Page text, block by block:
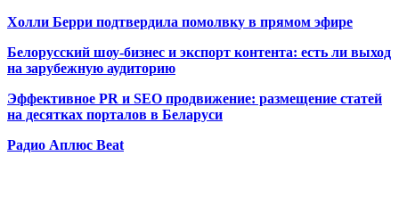
Холли Берри подтвердила помолвку в прямом эфире
Белорусский шоу-бизнес и экспорт контента: есть ли выход
на зарубежную аудиторию
Эффективное PR и SEO продвижение: размещение статей
на десятках порталов в Беларуси
Радио Аплюс Beat